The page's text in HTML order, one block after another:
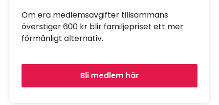
Om era medlemsavgifter tillsammans
överstiger 600 kr blir familjepriset ett mer
förmånligt alternativ.
Bli medlem här